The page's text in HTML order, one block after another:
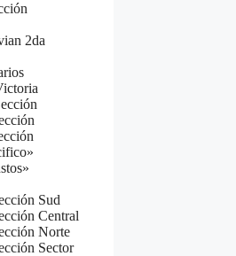
2da
Sud
Central
Norte
Sector